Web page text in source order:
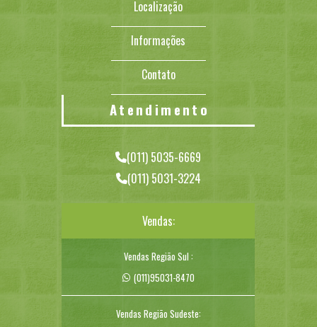
Localização
Informações
Contato
Atendimento
(011) 5035-6669
(011) 5031-3224
Vendas:
Vendas Região Sul :
(011)95031-8470
Vendas Região Sudeste: